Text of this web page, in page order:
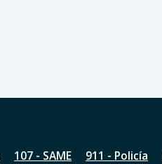
107 - SAME 911 - Policía